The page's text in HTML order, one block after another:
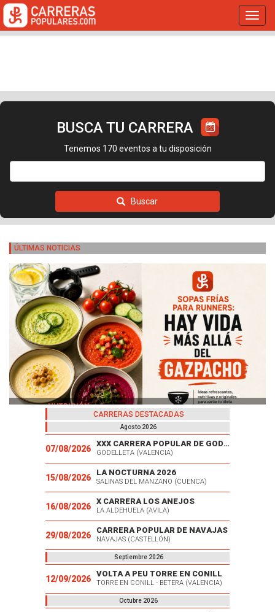
BUSCA TU CARRERA
Tenemos 170 eventos a tu disposición
Buscar
ÚLTIMAS NOTICIAS
ENTRENAMIENTOS
Core para corredores: abdominales en la piscina
CARRERAS DESTACADAS
Agosto 2026
07/08/2026
XXX CARRERA POPULAR DE GODELLETA
GODELLETA (VALENCIA)
15/08/2026
LA NOCTURNA 2026
SALINAS DEL MANZANO (CUENCA)
16/08/2026
X CARRERA LOS ANEJOS
LA ALDEHUELA (AVILA)
29/08/2026
CARRERA POPULAR DE NAVAJAS
NAVAJAS (CASTELLÓN)
Septiembre 2026
12/09/2026
VOLTA A PEU TORRE EN CONILL
TORRE EN CONILL - BETERA (VALENCIA)
Octubre 2026